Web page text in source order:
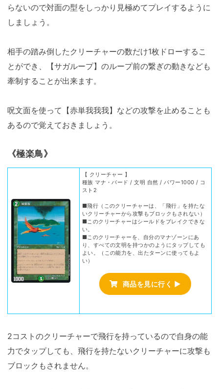
らないので対面の型をしっかり見極めてプレイするように
しましょう。
相手の踏み倒したクリーチャーの数だけ1枚ドローするこ
とができ、【サガループ】のループ前の繋ぎの動きなども
牽制することが出来ます。
呪文面を使って【赤単我我我】などの攻撃を止めることも
あるので覚えておきましょう。
《極楽鳥》
【 クリーチャー 】
種族 マナ・バード / 文明 自然 / パワー1000 / コ
スト2
■飛行（このクリーチャーは、「飛行」を持たな
いクリーチャーから攻撃もブロックもされない）
■このクリーチャーはシールドをブレイクできな
い。
■このクリーチャーを、自分のマナゾーンにあ
り、すべての文明を持つかのようにタップしても
よい。（この能力を、出たターンに使ってもよ
い）
商品を見に行く ▶
2コストのクリーチャーで飛行を持っているので自身の能
力でタップしても、飛行を持たないクリーチャーに攻撃も
ブロックもされません。